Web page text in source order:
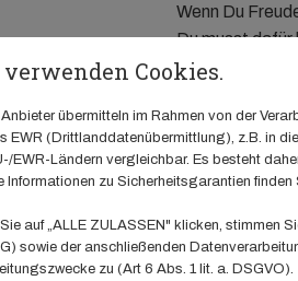
Wenn Du
Du musst dafür
unterstützen
Hast Du
Dann melde
Bei Interesse
Cookies.
übermitteln im Rahmen von der
EWR (Drittlanddatenübermittlung), z.B. in
EWR-Ländern vergleichbar. Es besteht
Informationen zu Sicherheitsgarantien
auf „ALLE ZULASSEN" klicken, stimmen
sowie der anschließenden
zu (Art 6 Abs. 1 lit. a. DSGVO).